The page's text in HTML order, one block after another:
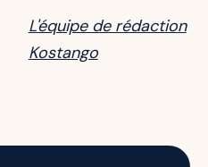
L'équipe de rédaction
Kostango